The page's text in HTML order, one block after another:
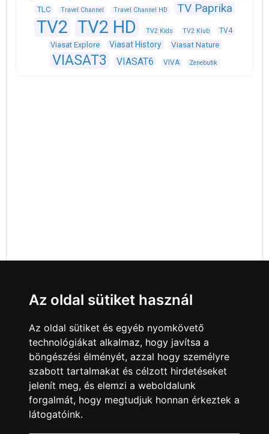
TLC Travel Channel Travel Channel HD TV Paprika
TV2 TV2 HD TV2 Kids TV2 Klub TV4
Viasat Explore Viasat History Viasat Nature
VIASAT3 VIASAT6 VIVA Zenebutik
Minden jog fenntartva © 2008 - 2026
Az oldal sütiket használ
Az oldal sütiket és egyéb nyomkövető
technológiákat alkalmaz, hogy javítsa a
böngészési élményét, azzal hogy személyre
szabott tartalmakat és célzott hirdetéseket
jelenít meg, és elemzi a weboldalunk
forgalmát, hogy megtudjuk honnan érkeztek a
látogatóink.